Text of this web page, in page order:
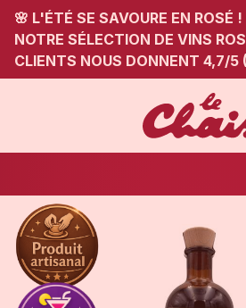
🌸 L'ÉTÉ SE SAVOURE EN ROSÉ
NOTRE SÉLECTION DE VINS
CLIENTS NOUS DONNENT 4,7/5